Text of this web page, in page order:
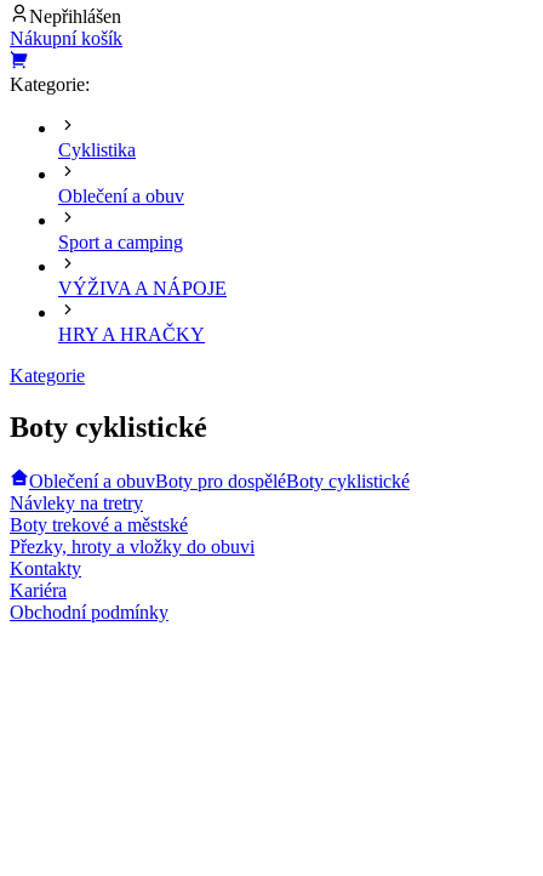
Nepřihlášen
Nákupní košík
Kategorie:
Cyklistika
Oblečení a obuv
Sport a camping
VÝŽIVA A NÁPOJE
HRY A HRAČKY
Kategorie
Boty cyklistické
Oblečení a obuvBoty pro dospěléBoty cyklistické
Návleky na tretry
Boty trekové a městské
Přezky, hroty a vložky do obuvi
Kontakty
Kariéra
Obchodní podmínky